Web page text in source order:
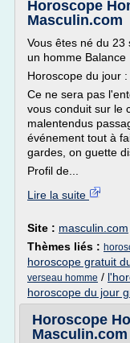
Horoscope
Masculin.com
Vous êtes né du 23
un homme Balance
Horoscope du jour
Ce ne sera pas
vous conduit sur le
malentendus
événement tout à
gardes, on guette
Profil de...
Lire la suite
Site : masculin.com
Thèmes liés :
horoscope gratuit
verseau homme /
horoscope du jour
Horoscope
Masculin.com